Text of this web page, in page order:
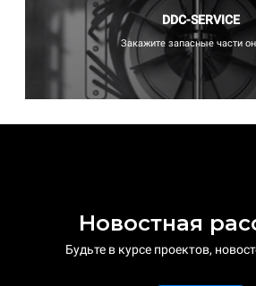
DDC-SERVICE
Закажите запасные части
Новостная
Будьте в курсе проектов,